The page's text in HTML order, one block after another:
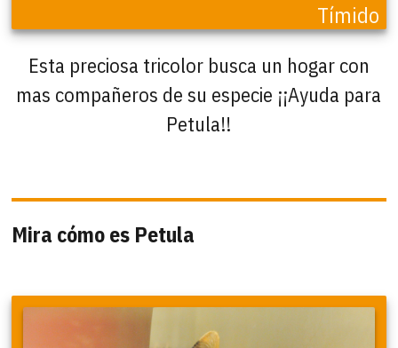
Tímido
Esta preciosa tricolor busca un hogar con
mas compañeros de su especie ¡¡Ayuda para
Petula!!
Mira cómo es Petula